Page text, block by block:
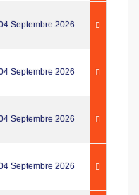
Septembre 2026
Septembre 2026
Septembre 2026
Septembre 2026